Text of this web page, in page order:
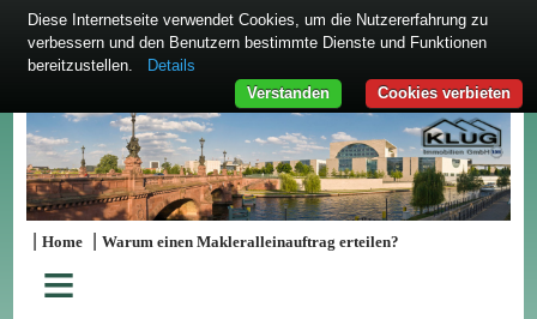
|Home |Warum einen Makleralleinauftrag erteilen?
≡
Diese Internetseite verwendet Cookies, um die Nutzererfahrung zu
verbessern und den Benutzern bestimmte Dienste und Funktionen
bereitzustellen.
Details
Cookies verbieten
Verstanden